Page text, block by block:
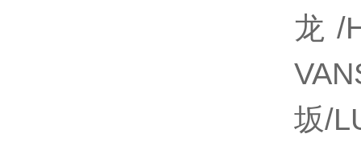
龙/
坂/